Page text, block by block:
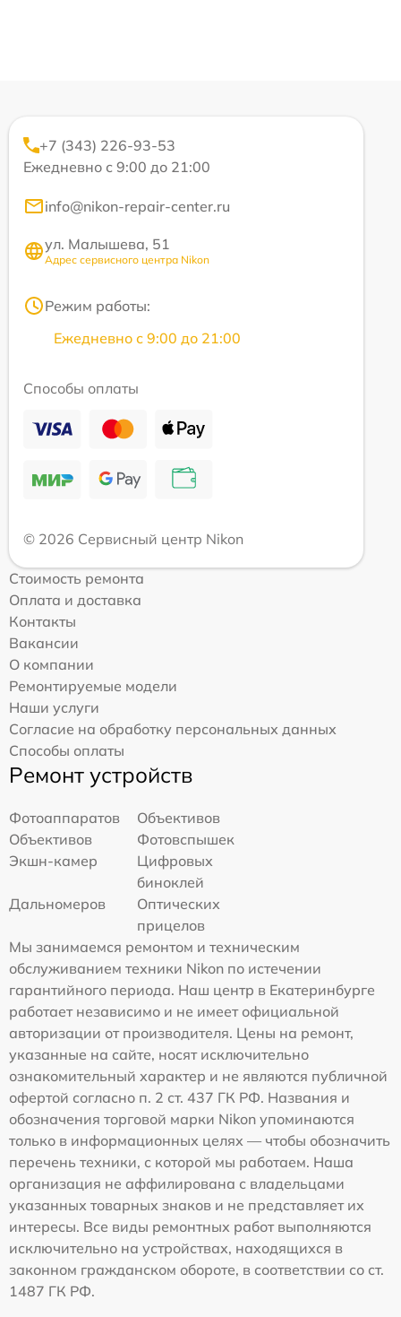
+7 (343) 226-93-53
Ежедневно с 9:00 до 21:00
info@nikon-repair-center.ru
ул. Малышева, 51
Адрес сервисного центра Nikon
Режим работы:
Ежедневно с 9:00 до 21:00
Способы оплаты
© 2026 Сервисный центр Nikon
Стоимость ремонта
Оплата и доставка
Контакты
Вакансии
О компании
Ремонтируемые модели
Наши услуги
Согласие на обработку персональных данных
Способы оплаты
Ремонт устройств
Фотоаппаратов
Объективов
Объективов
Фотовспышек
Экшн-камер
Цифровых
биноклей
Дальномеров
Оптических
прицелов
Мы занимаемся ремонтом и техническим
обслуживанием техники Nikon по истечении
гарантийного периода. Наш центр в Екатеринбурге
работает независимо и не имеет официальной
авторизации от производителя. Цены на ремонт,
указанные на сайте, носят исключительно
ознакомительный характер и не являются публичной
офертой согласно п. 2 ст. 437 ГК РФ. Названия и
обозначения торговой марки Nikon упоминаются
только в информационных целях — чтобы обозначить
перечень техники, с которой мы работаем. Наша
организация не аффилирована с владельцами
указанных товарных знаков и не представляет их
интересы. Все виды ремонтных работ выполняются
исключительно на устройствах, находящихся в
законном гражданском обороте, в соответствии со ст.
1487 ГК РФ.